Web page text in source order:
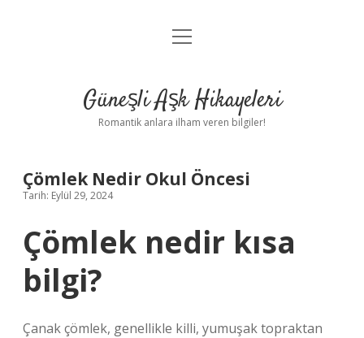
Anasayfa
Yasal Uyarı
menüyü
Güneşli Aşk Hikayeleri
Romantik anlara ilham veren bilgiler!
Çömlek Nedir Okul Öncesi
Tarih: Eylül 29, 2024
Çömlek nedir kısa
bilgi?
Çanak çömlek, genellikle killi, yumuşak topraktan